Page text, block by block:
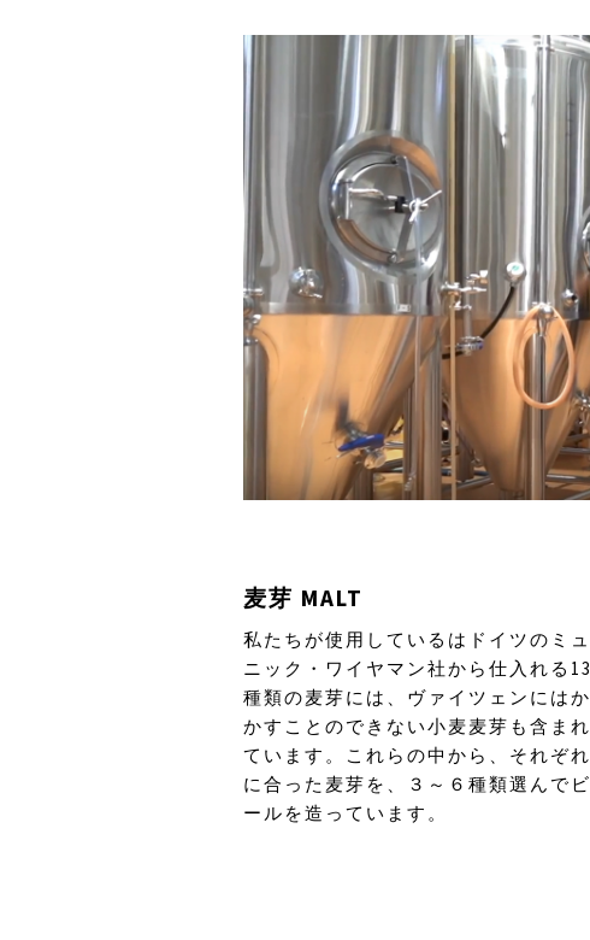
麦芽 MALT
私たちが使用しているはドイツのミュ
ニック・ワイヤマン社から仕入れる13
種類の麦芽には、ヴァイツェンにはか
かすことのできない小麦麦芽も含まれ
ています。これらの中から、それぞれ
に合った麦芽を、３～６種類選んでビ
ールを造っています。